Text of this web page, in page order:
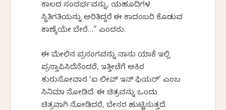
ಕಾಲದ ಸಂದರ್ಭವನ್ನು, ಯಹೂದಿಗಳ
ಸ್ಥಿತಿಗತಿಯನ್ನು ಅರಿತಿದ್ದರೆ ಈ ಕಾದಂಬರಿ ಕೊಡುವ
ಕಾಣ್ಕೆಯೇ ಬೇರೆ…” ಎಂದರು.
ಈ ಮೇಲಿನ ಪ್ರಸಂಗವನ್ನು ನಾನು ಯಾಕೆ ಇಲ್ಲಿ
ಪ್ರಸ್ತಾಪಿಸಿದೆನೆಂದರೆ, ಇತ್ತೀಚೆಗೆ ಅಕಿರ
ಕುರುಸೋವಾರ ‘ಐ ಲೀವ್ ಇನ್ ಫಿಯರ್’ ಎಂಬ
ಸಿನಿಮಾ ನೋಡಿದೆ. ಈ ಚಿತ್ರವನ್ನು ಒಂದು
ಚಿತ್ರವಾಗಿ ನೋಡಿದರೆ, ಬೇಸರ ಹುಟ್ಟಿಸುತ್ತದೆ.